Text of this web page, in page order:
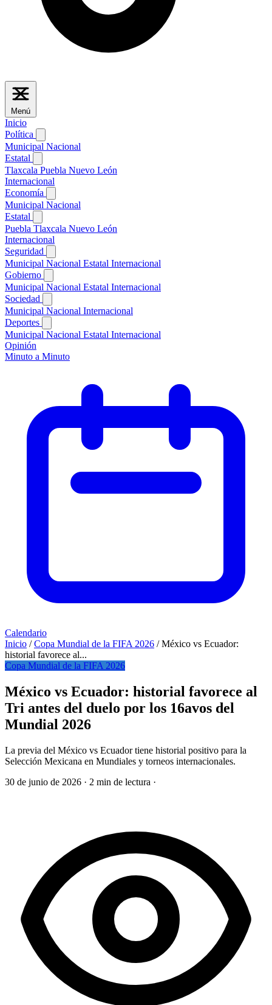
Menú
Inicio
Política
Municipal Nacional
Estatal
Tlaxcala Puebla Nuevo León
Internacional
Economía
Municipal Nacional
Estatal
Puebla Tlaxcala Nuevo León
Internacional
Seguridad
Municipal Nacional Estatal Internacional
Gobierno
Municipal Nacional Estatal Internacional
Sociedad
Municipal Nacional Internacional
Deportes
Municipal Nacional Estatal Internacional
Opinión
Minuto a Minuto
Calendario
Inicio / Copa Mundial de la FIFA 2026 / México vs Ecuador:
historial favorece al...
Copa Mundial de la FIFA 2026
México vs Ecuador: historial favorece al
Tri antes del duelo por los 16avos del
Mundial 2026
La previa del México vs Ecuador tiene historial positivo para la
Selección Mexicana en Mundiales y torneos internacionales.
30 de junio de 2026 · 2 min de lectura ·